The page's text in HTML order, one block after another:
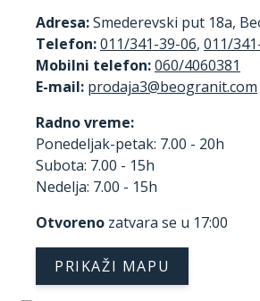
Adresa:Smederevski put 18a,
Telefon:011/341-39-06, 011/
Mobilni telefon:060/4060381
E-mail:
Radno vreme:
Ponedeljak-petak: 7.00 - 20h
Subota: 7.00 - 15h
Nedelja: 7.00 - 15h
Otvoreno zatvara se u 17:00
PRIKAŽI MAPU